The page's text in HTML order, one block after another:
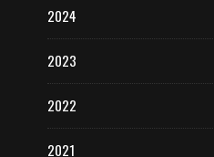
2024
2023
2022
2021